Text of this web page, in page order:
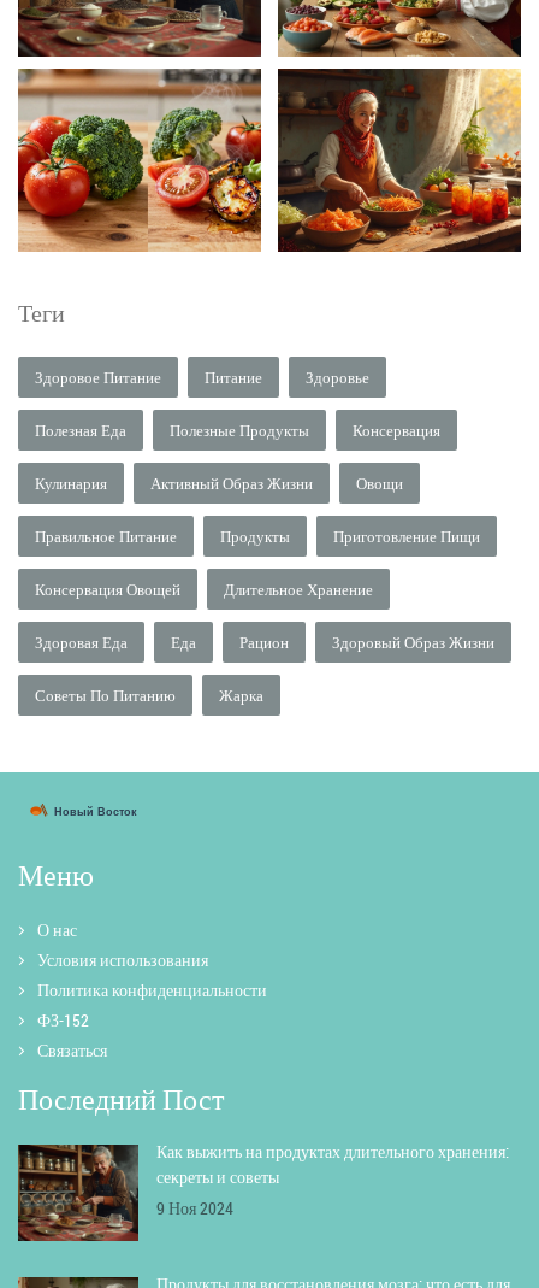
Теги
Здоровое Питание Питание Здоровье
Полезная Еда Полезные Продукты Консервация
Кулинария Активный Образ Жизни Овощи
Правильное Питание Продукты Приготовление Пищи
Консервация Овощей Длительное Хранение
Здоровая Еда Еда Рацион Здоровый Образ Жизни
Советы По Питанию Жарка
Меню
О нас
Условия использования
Политика конфиденциальности
ФЗ-152
Связаться
Последний Пост
Как выжить на продуктах длительного хранения:
секреты и советы
9 Ноя 2024